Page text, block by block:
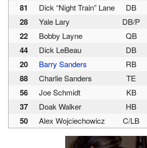
81 Dick “Night Train” Lane DB
28 Yale Lary DB/P
22 Bobby Layne QB
44 Dick LeBeau DB
20 Barry Sanders RB
88 Charlie Sanders TE
56 Joe Schmidt KB
37 Doak Walker HB
50 Alex Wojciechowicz C/LB